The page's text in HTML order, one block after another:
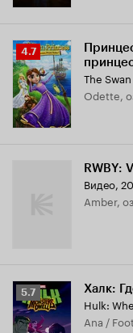
Рейтинг
Кинопоиска
4.7
4.7
Odette,
RWBY:
Видео,
Amber,
Рейтинг
Кинопоиска
5.7
5.7 Халк:
Hulk:
Ana /